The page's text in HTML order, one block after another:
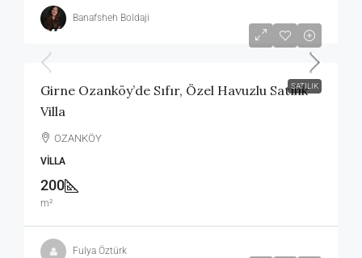
Banafsheh Boldaji
SATILIK
£450,000
Girne Ozanköy’de Sıfır, Özel Havuzlu Satılık
Villa
OZANKÖY
VILLA
200
m²
Fulya Öztürk